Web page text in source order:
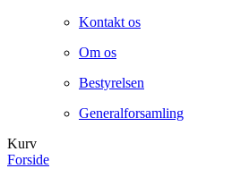
Kontakt os
Om os
Bestyrelsen
Generalforsamling
Kurv
Forside